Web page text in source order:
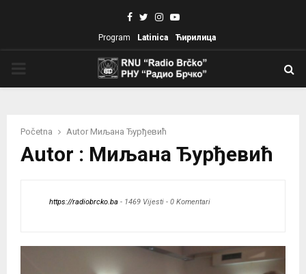
Facebook
TwitterInstagram
Youtube
Program Latinica Ћирилица
Početna Autor Миљана Ђурђевић
Autor : Миљана Ђурђевић
https://radiobrcko.ba - 1469 Vijesti - 0 Komentari